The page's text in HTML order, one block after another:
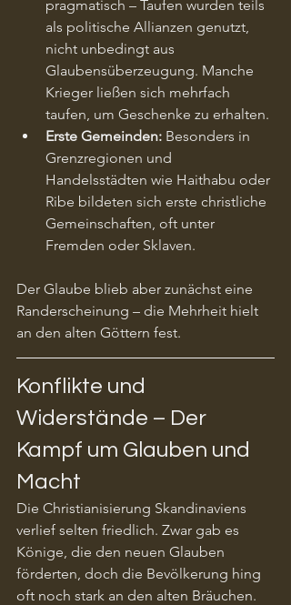
pragmatisch – Taufen wurden teils
als politische Allianzen genutzt,
nicht unbedingt aus
Glaubensüberzeugung. Manche
Krieger ließen sich mehrfach
taufen, um Geschenke zu erhalten.
Erste Gemeinden: Besonders in
Grenzregionen und
Handelsstädten wie Haithabu oder
Ribe bildeten sich erste christliche
Gemeinschaften, oft unter
Fremden oder Sklaven.
Der Glaube blieb aber zunächst eine
Randerscheinung – die Mehrheit hielt
an den alten Göttern fest.
Konflikte und
Widerstände – Der
Kampf um Glauben und
Macht
Die Christianisierung Skandinaviens
verlief selten friedlich. Zwar gab es
Könige, die den neuen Glauben
förderten, doch die Bevölkerung hing
oft noch stark an den alten Bräuchen.